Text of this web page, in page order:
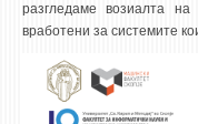
CIRASIM
AIR QUALITY
разгледаме возиалта
вработени за системите